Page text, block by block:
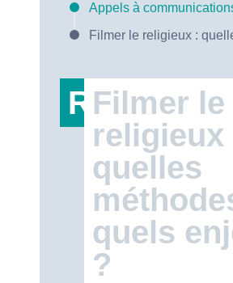
Appels à
Filmer le religieux :
RT47
Filmer le
religieux
quelles
quels
?